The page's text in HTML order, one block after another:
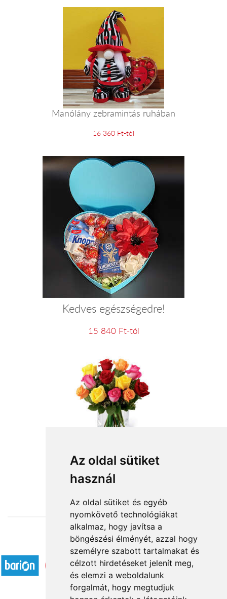
Az oldal sütiket
használ
Az oldal sütiket és egyéb
nyomkövető technológiákat
alkalmaz, hogy javítsa a
böngészési élményét, azzal hogy
személyre szabott tartalmakat és
célzott hirdetéseket jelenít meg,
és elemzi a weboldalunk
forgalmát, hogy megtudjuk
Manólány zebramintás ruhában
16 360 Ft-tól
Kedves egészségedre!
15 840 Ft-tól
Szálas virágok:vegyes színű rózsák
3 800 Ft-tól
Elfogadott fizetési módok